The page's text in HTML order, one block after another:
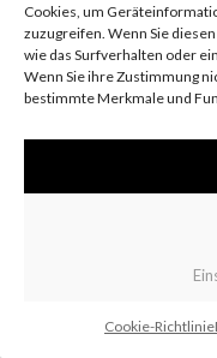
Cookies, um
zuzugreifen. Wenn Sie
wie das Surfverhalten oder
Wenn Sie ihre Zustimmung
bestimmte Merkmale und
Cookie-Richtlinie